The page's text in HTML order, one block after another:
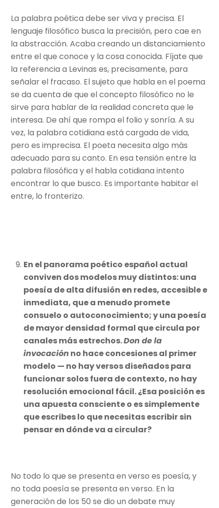
La palabra poética debe ser viva y precisa. El
lenguaje filosófico busca la precisión, pero cae en
la abstracción. Acaba creando un distanciamiento
entre el que conoce y la cosa conocida. Fíjate que
la referencia a Levinas es, precisamente, para
señalar el fracaso. El sujeto que habla en el poema
se da cuenta de que el concepto filosófico no le
sirve para hablar de la realidad concreta que le
interesa. De ahí que rompa el folio y sonría. A su
vez, la palabra cotidiana está cargada de vida,
pero es imprecisa. El poeta necesita algo más
adecuado para su canto. En esa tensión entre la
palabra filosófica y el habla cotidiana intento
encontrar lo que busco. Es importante habitar el
entre, lo fronterizo.
En el panorama poético español actual
conviven dos modelos muy distintos: una
poesía de alta difusión en redes, accesible e
inmediata, que a menudo promete
consuelo o autoconocimiento; y una poesía
de mayor densidad formal que circula por
canales más estrechos.Don de la
invocación no hace concesiones al primer
modelo — no hay versos diseñados para
funcionar solos fuera de contexto, no hay
resolución emocional fácil. ¿Esa posición es
una apuesta consciente o es simplemente
que escribes lo que necesitas escribir sin
pensar en dónde va a circular?
No todo lo que se presenta en verso es poesía, y
no toda poesía se presenta en verso. En la
generación de los 50 se dio un debate muy